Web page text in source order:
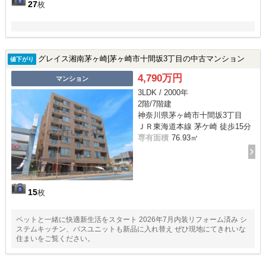
27枚
値下がり グレイス湘南茅ヶ崎|茅ヶ崎市十間坂3丁目の中古マンション
マンション
15枚
4,790万円
3LDK / 2000年
2階/7階建
神奈川県茅ヶ崎市十間坂3丁目
ＪＲ東海道本線 茅ケ崎 徒歩15分
専有面積 76.93㎡
ペットと一緒に快適新生活をスタート 2026年7月内装リフォーム済み シ
ステムキッチン、バスユニットも新品に入れ替え ぜひ現地にてきれいな
住まいをご覧ください。